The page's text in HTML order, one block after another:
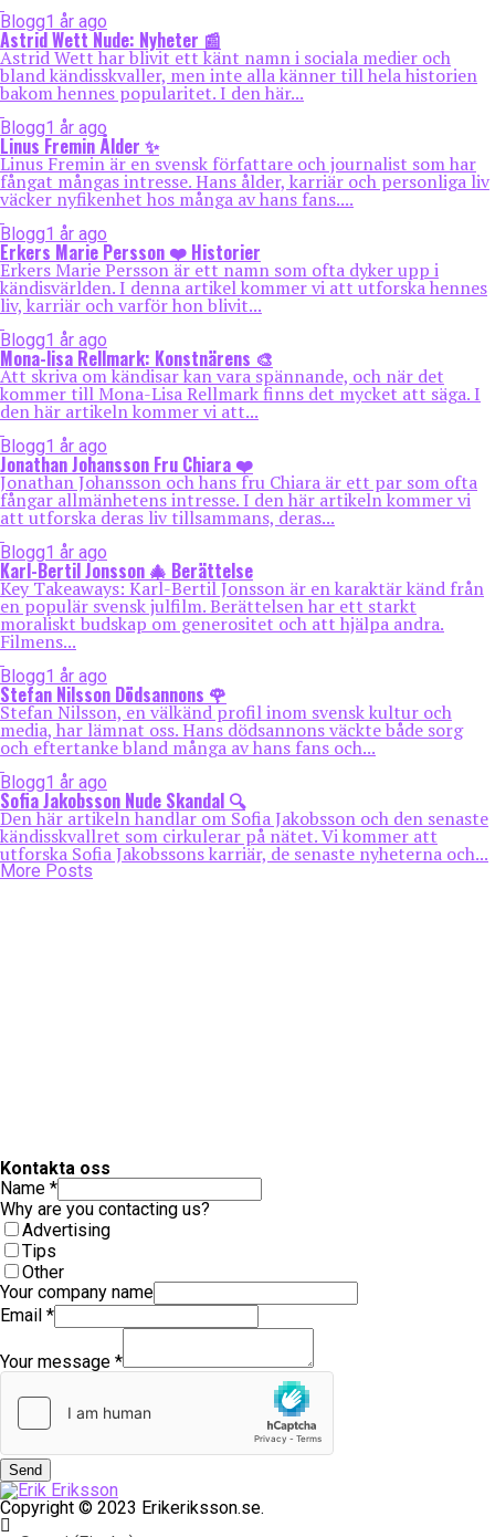
Blogg1 år ago
Astrid Wett Nude: Nyheter 📰
Astrid Wett har blivit ett känt namn i sociala medier och
bland kändisskvaller, men inte alla känner till hela historien
bakom hennes popularitet. I den här...
Blogg1 år ago
Linus Fremin Ålder ✨
Linus Fremin är en svensk författare och journalist som har
fångat mångas intresse. Hans ålder, karriär och personliga liv
väcker nyfikenhet hos många av hans fans....
Blogg1 år ago
Erkers Marie Persson ❤️ Historier
Erkers Marie Persson är ett namn som ofta dyker upp i
kändisvärlden. I denna artikel kommer vi att utforska hennes
liv, karriär och varför hon blivit...
Blogg1 år ago
Mona-lisa Rellmark: Konstnärens 🎨
Att skriva om kändisar kan vara spännande, och när det
kommer till Mona-Lisa Rellmark finns det mycket att säga. I
den här artikeln kommer vi att...
Blogg1 år ago
Jonathan Johansson Fru Chiara ❤️
Jonathan Johansson och hans fru Chiara är ett par som ofta
fångar allmänhetens intresse. I den här artikeln kommer vi
att utforska deras liv tillsammans, deras...
Blogg1 år ago
Karl-Bertil Jonsson 🎄 Berättelse
Key Takeaways: Karl-Bertil Jonsson är en karaktär känd från
en populär svensk julfilm. Berättelsen har ett starkt
moraliskt budskap om generositet och att hjälpa andra.
Filmens...
Blogg1 år ago
Stefan Nilsson Dödsannons 🌹
Stefan Nilsson, en välkänd profil inom svensk kultur och
media, har lämnat oss. Hans dödsannons väckte både sorg
och eftertanke bland många av hans fans och...
Blogg1 år ago
Sofia Jakobsson Nude Skandal 🔍
Den här artikeln handlar om Sofia Jakobsson och den senaste
kändisskvallret som cirkulerar på nätet. Vi kommer att
utforska Sofia Jakobssons karriär, de senaste nyheterna och...
More Posts
Kontakta oss
Name *
Why are you contacting us?
Advertising
Tips
Other
Your company name
Email *
Your message *
Send
Copyright © 2023 Erikeriksson.se.